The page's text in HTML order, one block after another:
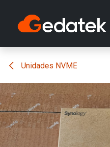
Unidades NVME